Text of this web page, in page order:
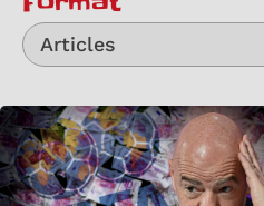
Articles